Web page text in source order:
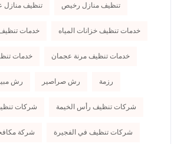
تنظيف منازل رخيص تنظيف منازل
خدمات تنظيف خزانات المياه خدمات
خدمات تنظيف مرنة عجمان خدمات
رزمة رش صراصير رش
شركات تنظيف رأس الخيمة شركات
شركات تنظيف في الفجيرة شركة